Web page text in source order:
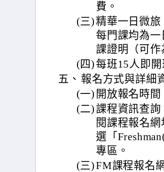
費。
(三)精華一日微旅
每門課均為
課證明（可作
(四) 每班15人即
五、 報名方式與詳細
(一) 開放報名時
(二)課程資訊查
閱課程報名
選「
專區。
(三)FM課程報名